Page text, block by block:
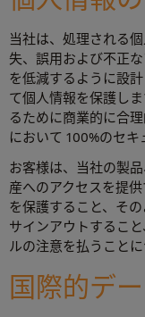
当社は、処理される
失、誤用および不正
を低減するように設
て個人情報を保護し
るために商業的に合
において 100%のセキ
お客様は、当社の製
産へのアクセスを提
を保護すること、そ
サインアウトするこ
ルの注意を払うこと
国際的デ